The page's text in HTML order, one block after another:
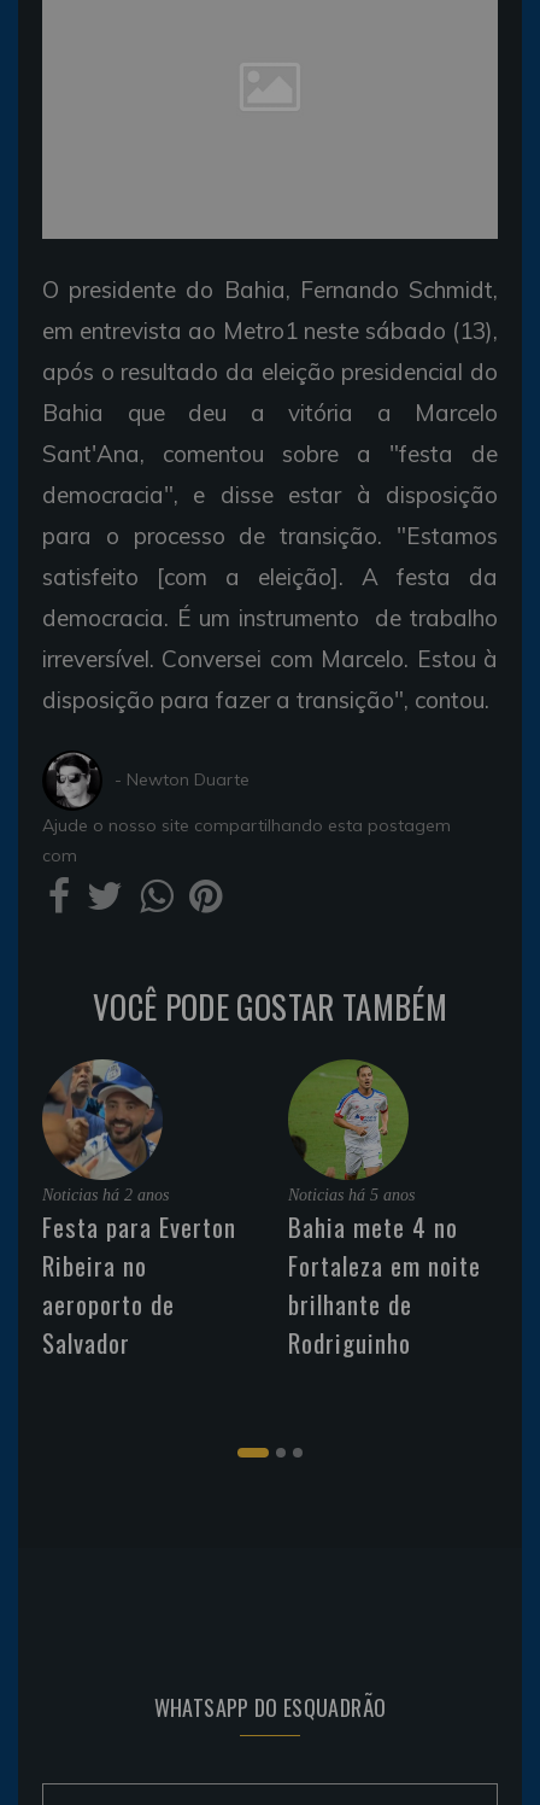
O presidente do Bahia, Fernando Schmidt,
em entrevista ao Metro1 neste sábado (13),
após o resultado da eleição presidencial do
Bahia que deu a vitória a Marcelo
Sant'Ana, comentou sobre a "festa de
democracia", e disse estar à disposição
para o processo de transição. "Estamos
satisfeito [com a eleição]. A festa da
democracia. É um instrumento de trabalho
irreversível. Conversei com Marcelo. Estou à
disposição para fazer a transição", contou.
- Newton Duarte
Ajude o nosso site compartilhando esta postagem
com
VOCÊ PODE GOSTAR TAMBÉM
Noticias há 2 anos
Festa para Everton
Ribeira no
aeroporto de
Salvador
Noticias há 5 anos
Bahia mete 4 no
Fortaleza em noite
brilhante de
Rodriguinho
WHATSAPP DO ESQUADRÃO